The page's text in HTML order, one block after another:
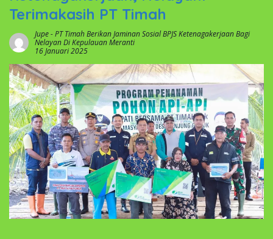
Terimakasih PT Timah
Jupe-PT Timah Berikan Jaminan Sosial BPJS Ketenagakerjaan Bagi
Nelayan Di Kepulauan Meranti
16 Januari 2025